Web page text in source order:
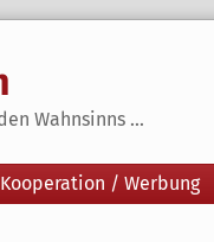
Wahnsinns ...
Kooperation / Werbung